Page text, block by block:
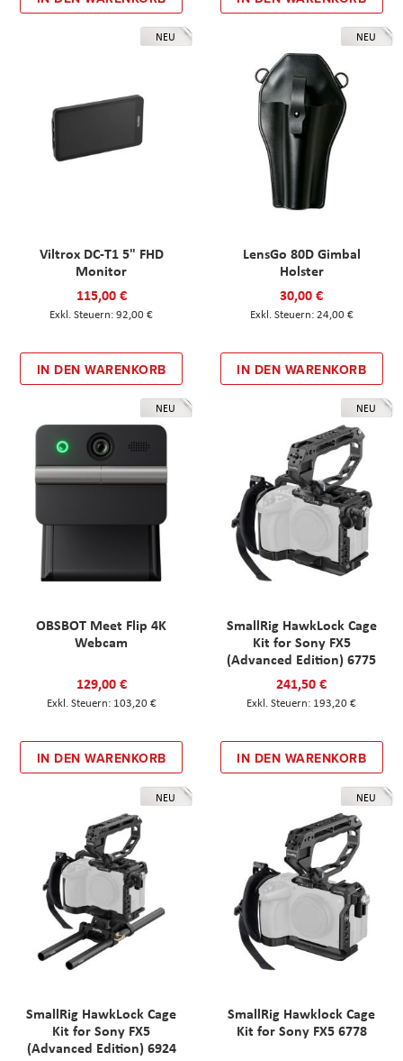
NEU
Viltrox DC-T1 5" FHD
Monitor
115,00 €
92,00 €
IN DEN WARENKORB
NEU
LensGo 80D Gimbal
Holster
30,00 €
24,00 €
IN DEN WARENKORB
NEU
OBSBOT Meet Flip 4K
Webcam
129,00 €
103,20 €
IN DEN WARENKORB
NEU
SmallRig HawkLock Cage
Kit for Sony FX5
(Advanced Edition) 6775
241,50 €
193,20 €
IN DEN WARENKORB
NEU
SmallRig HawkLock Cage
Kit for Sony FX5
(Advanced Edition) 6924
NEU
SmallRig Hawklock Cage
Kit for Sony FX5 6778